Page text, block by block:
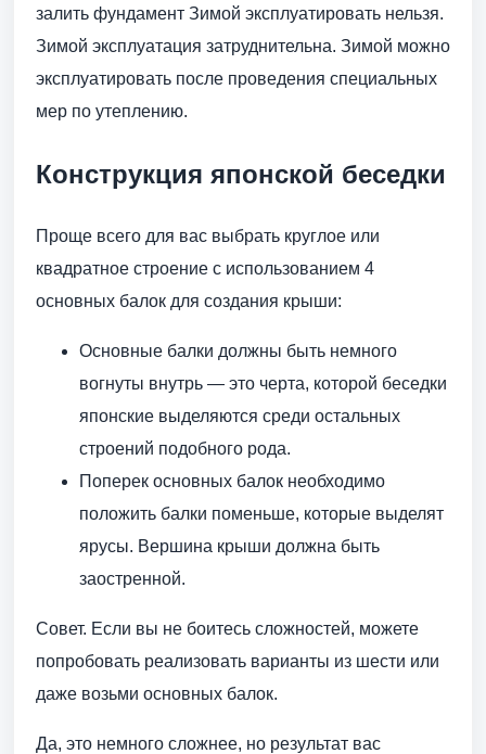
залить фундамент Зимой эксплуатировать нельзя.
Зимой эксплуатация затруднительна. Зимой можно
эксплуатировать после проведения специальных
мер по утеплению.
Конструкция японской беседки
Проще всего для вас выбрать круглое или
квадратное строение с использованием 4
основных балок для создания крыши:
Основные балки должны быть немного
вогнуты внутрь — это черта, которой беседки
японские выделяются среди остальных
строений подобного рода.
Поперек основных балок необходимо
положить балки поменьше, которые выделят
ярусы. Вершина крыши должна быть
заостренной.
Совет. Если вы не боитесь сложностей, можете
попробовать реализовать варианты из шести или
даже возьми основных балок.
Да, это немного сложнее, но результат вас